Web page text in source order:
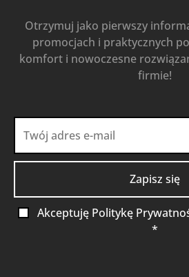
Otrzymuj jako pierwszy
promocjach i praktycznych
komfort i nowoczesne
firmie!
Akceptuję Politykę
*